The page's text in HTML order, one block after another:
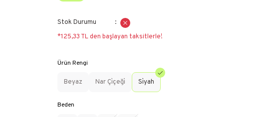
Stok Durumu
*125,33 TL den başlayan taksitlerle!
Ürün Rengi
Beyaz Nar Çi̇çeği̇ Si̇yah
Beden